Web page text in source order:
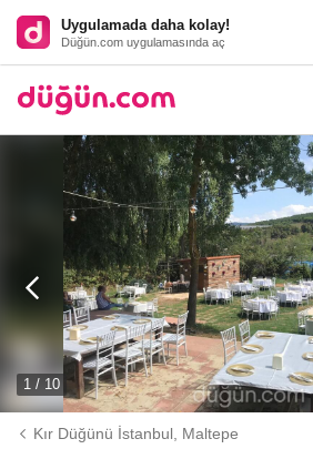
Uygulamada daha kolay!
Düğün.com uygulamasında aç
1 / 10
Kır Düğünü İstanbul, Maltepe